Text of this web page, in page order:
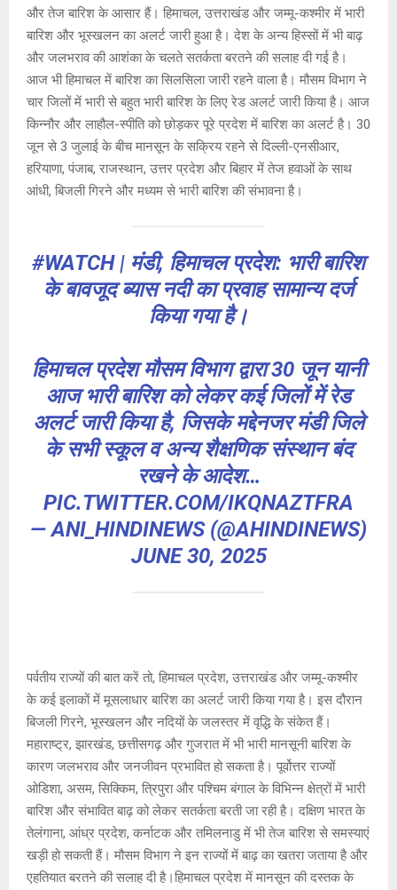
और तेज बारिश के आसार हैं। हिमाचल, उत्तराखंड और जम्मू-कश्मीर में भारी
बारिश और भूस्खलन का अलर्ट जारी हुआ है। देश के अन्य हिस्सों में भी बाढ़
और जलभराव की आशंका के चलते सतर्कता बरतने की सलाह दी गई है।
आज भी हिमाचल में बारिश का सिलसिला जारी रहने वाला है। मौसम विभाग ने
चार जिलों में भारी से बहुत भारी बारिश के लिए रेड अलर्ट जारी किया है। आज
किन्नौर और लाहौल-स्पीति को छोड़कर पूरे प्रदेश में बारिश का अलर्ट है। 30
जून से 3 जुलाई के बीच मानसून के सक्रिय रहने से दिल्ली-एनसीआर,
हरियाणा, पंजाब, राजस्थान, उत्तर प्रदेश और बिहार में तेज हवाओं के साथ
आंधी, बिजली गिरने और मध्यम से भारी बारिश की संभावना है।
#WATCH| मंडी, हिमाचल प्रदेश: भारी बारिश
के बावजूद ब्यास नदी का प्रवाह सामान्य दर्ज
किया गया है।
हिमाचल प्रदेश मौसम विभाग द्वारा 30 जून यानी
आज भारी बारिश को लेकर कई जिलों में रेड
अलर्ट जारी किया है, जिसके मद्देनजर मंडी जिले
के सभी स्कूल व अन्य शैक्षणिक संस्थान बंद
रखने के आदेश…
PIC.TWITTER.COM/IKQNAZTFRA
— ANI_HINDINEWS (@AHINDINEWS)
JUNE 30, 2025
पर्वतीय राज्यों की बात करें तो, हिमाचल प्रदेश, उत्तराखंड और जम्मू-कश्मीर
के कई इलाकों में मूसलाधार बारिश का अलर्ट जारी किया गया है। इस दौरान
बिजली गिरने, भूस्खलन और नदियों के जलस्तर में वृद्धि के संकेत हैं।
महाराष्ट्र, झारखंड, छत्तीसगढ़ और गुजरात में भी भारी मानसूनी बारिश के
कारण जलभराव और जनजीवन प्रभावित हो सकता है। पूर्वोत्तर राज्यों
ओडिशा, असम, सिक्किम, त्रिपुरा और पश्चिम बंगाल के विभिन्न क्षेत्रों में भारी
बारिश और संभावित बाढ़ को लेकर सतर्कता बरती जा रही है। दक्षिण भारत के
तेलंगाना, आंध्र प्रदेश, कर्नाटक और तमिलनाडु में भी तेज बारिश से समस्याएं
खड़ी हो सकती हैं। मौसम विभाग ने इन राज्यों में बाढ़ का खतरा जताया है और
एहतियात बरतने की सलाह दी है।हिमाचल प्रदेश में मानसून की दस्तक के